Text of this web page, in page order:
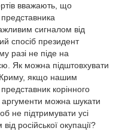
вважають, що
сигналом від
спосіб президент
разі не піде на
Як можна підштовхувати
Криму, якщо нашим
корінного
аргументи можна шукати
не підтримувати усі
російської окупації?